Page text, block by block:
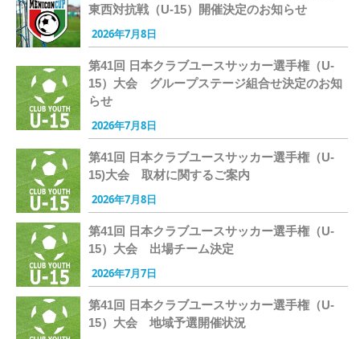
東西対抗戦（U-15）開催決定のお知らせ
2026年7月8日
第41回 日本クラブユースサッカー選手権（U-
15）大会 グループステージ組合せ決定のお知
らせ
2026年7月8日
第41回 日本クラブユースサッカー選手権（U-
15)大会 取材に関するご案内
2026年7月8日
第41回 日本クラブユースサッカー選手権（U-
15）大会 出場チーム決定
2026年7月7日
第41回 日本クラブユースサッカー選手権（U-
15）大会 地域予選開催状況